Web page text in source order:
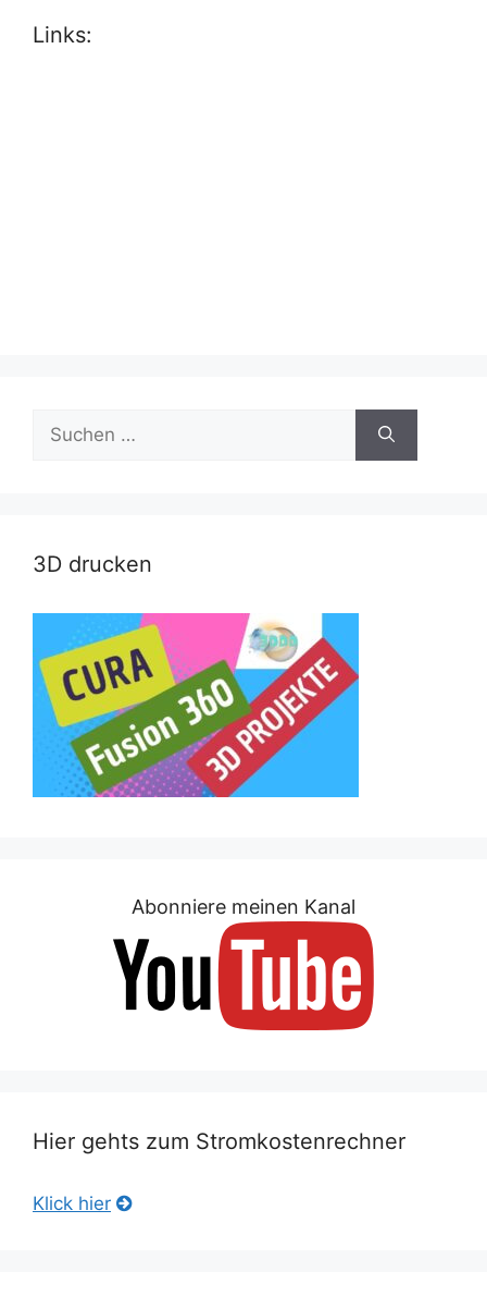
Links:
nach:
3D drucken
Abonniere meinen Kanal
Hier gehts zum Stromkostenrechner
Klick hier